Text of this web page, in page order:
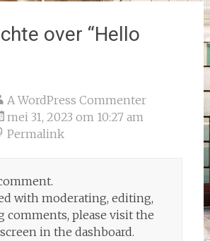
over “Hello
A WordPress Commenter
mei 31, 2023 om 10:27 am
Permalink
with moderating, editing,
comments, please visit the
in the dashboard.